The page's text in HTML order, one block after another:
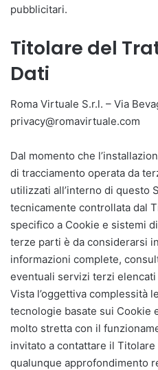
pubblicitari.
Titolare del
Dati
Roma Virtuale S.r.l. – Via
privacy@romavirtuale.com
Dal momento che
di tracciamento operata da
utilizzati all’interno di questo
tecnicamente controllata dal
specifico a Cookie e sistemi
terze parti è da considerarsi
informazioni complete,
eventuali servizi terzi
Vista l’oggettiva complessità
tecnologie basate sui Cookie
molto stretta con il
invitato a contattare il
qualunque approfondimento